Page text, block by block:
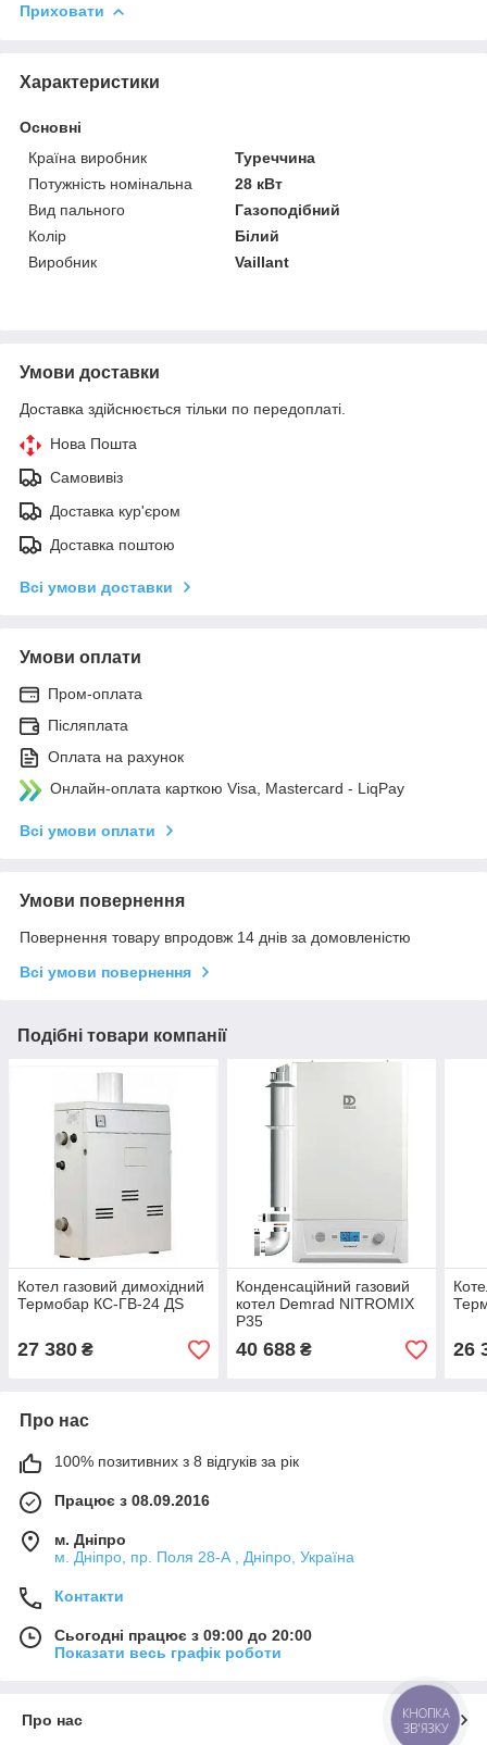
Приховати
Характеристики
Основні
Країна виробник
Туреччина
Потужність номінальна
28 кВт
Вид пального
Газоподібний
Колір
Білий
Виробник
Vaillant
Умови доставки
Доставка здійснюється тільки по передоплаті.
Нова Пошта
Самовивіз
Доставка кур'єром
Доставка поштою
Всі умови доставки
Умови оплати
Пром-оплата
Післяплата
Оплата на рахунок
Онлайн-оплата карткою Visa, Mastercard - LiqPay
Всі умови оплати
Умови повернення
Повернення товару впродовж 14 днів за домовленістю
Всі умови повернення
Подібні товари компанії
Котел газовий димохідний
Термобар КС-ГВ-24 ДЅ
27 380 ₴
Конденсаційний газовий
котел Demrad NITROMIX
P35
40 688₴ 26
Про нас
100% позитивних з 8 відгуків за рік
Працює з 08.09.2016
м. Дніпро
м. Дніпро, пр. Поля 28-А , Дніпро, Україна
Контакти
Сьогодні працює з 09:00 до 20:00
Показати весь графік роботи
Про нас
КНОПКА
ЗВ'ЯЗКУ